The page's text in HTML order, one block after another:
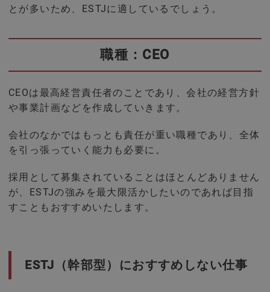
とが多いため、ESTJに適しているでしょう。
職種：CEO
CEOは最高経営責任者のことであり、会社の経営方針
や事業計画などを作成していきます。
会社のなかではもっとも責任が重い職種であり、全体
を引っ張っていく能力も必要に。
採用として募集されていることはほとんどありません
が、ESTJの強みを最大限活かしたいのであれば目指
すこともおすすめいたします。
ESTJ（幹部型）におすすめしない仕事